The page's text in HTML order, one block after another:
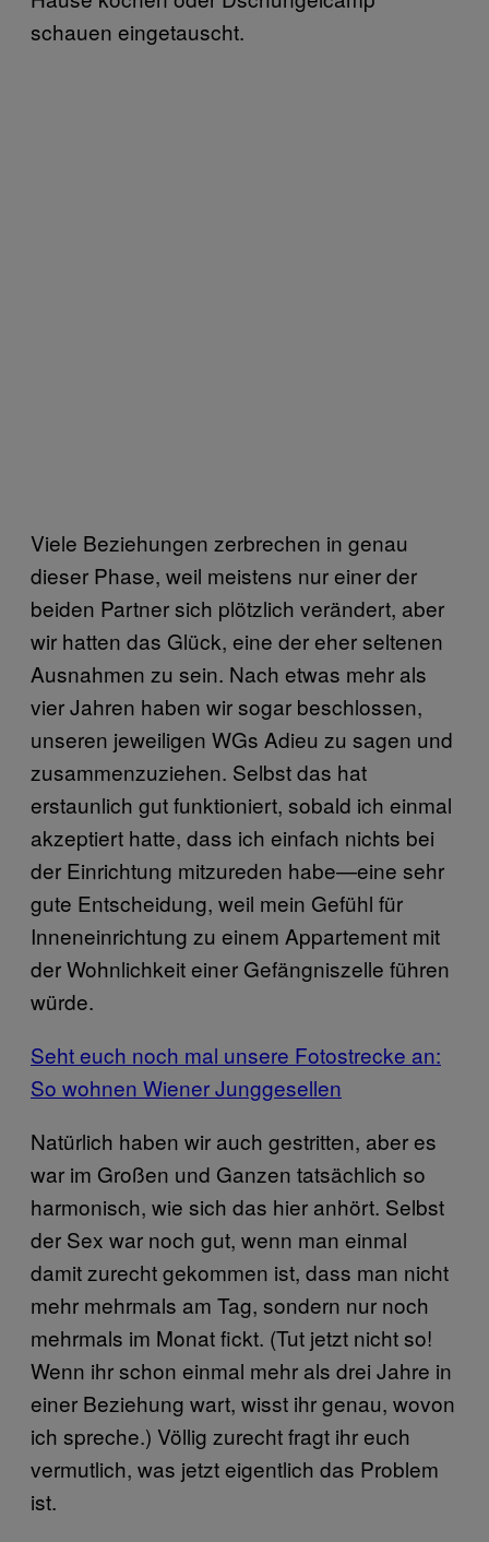
schauen eingetauscht.
Viele Beziehungen zerbrechen in genau
dieser Phase, weil meistens nur einer der
beiden Partner sich plötzlich verändert, aber
wir hatten das Glück, eine der eher seltenen
Ausnahmen zu sein. Nach etwas mehr als
vier Jahren haben wir sogar beschlossen,
unseren jeweiligen WGs Adieu zu sagen und
zusammenzuziehen. Selbst das hat
erstaunlich gut funktioniert, sobald ich einmal
akzeptiert hatte, dass ich einfach nichts bei
der Einrichtung mitzureden habe—eine sehr
gute Entscheidung, weil mein Gefühl für
Inneneinrichtung zu einem Appartement mit
der Wohnlichkeit einer Gefängniszelle führen
würde.
Seht euch noch mal unsere Fotostrecke an:
So wohnen Wiener Junggesellen
Natürlich haben wir auch gestritten, aber es
war im Großen und Ganzen tatsächlich so
harmonisch, wie sich das hier anhört. Selbst
der Sex war noch gut, wenn man einmal
damit zurecht gekommen ist, dass man nicht
mehr mehrmals am Tag, sondern nur noch
mehrmals im Monat fickt. (Tut jetzt nicht so!
Wenn ihr schon einmal mehr als drei Jahre in
einer Beziehung wart, wisst ihr genau, wovon
ich spreche.) Völlig zurecht fragt ihr euch
vermutlich, was jetzt eigentlich das Problem
ist.